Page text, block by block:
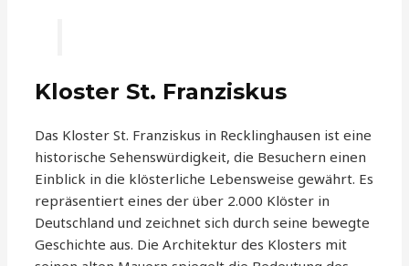
Kloster St. Franziskus
Das Kloster St. Franziskus in Recklinghausen ist eine
historische Sehenswürdigkeit, die Besuchern einen
Einblick in die klösterliche Lebensweise gewährt. Es
repräsentiert eines der über 2.000 Klöster in
Deutschland und zeichnet sich durch seine bewegte
Geschichte aus. Die Architektur des Klosters mit